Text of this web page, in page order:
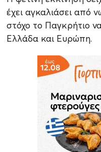
έχει αγκαλιάσει από
στόχο το Παγκρήτιο
Ελλάδα και Ευρώπη.